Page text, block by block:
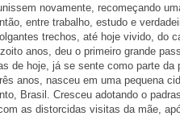
novamente, recomeçando
entre trabalho, estudo e
trechos, até hoje vivido, do
anos, deu o primeiro grande
de hoje, já se sente como parte da
anos, nasceu em uma pequena
Brasil. Cresceu adotando o
as distorcidas visitas da mãe,